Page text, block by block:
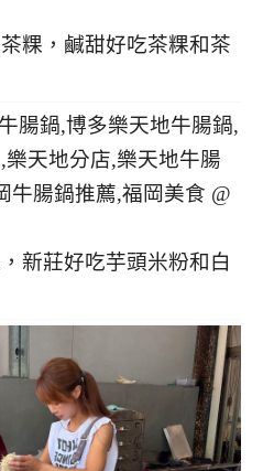
粿，鹹甜好吃茶粿和茶
新莊好吃芋頭米粉和白